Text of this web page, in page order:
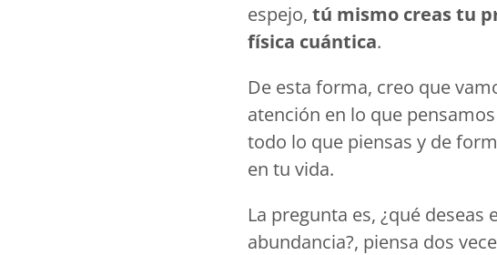
espejo, tú mismo creas tu
física cuántica.
De esta forma, creo que
atención en lo que
todo lo que piensas y de
en tu vida.
La pregunta es, ¿qué deseas
abundancia?, piensa dos